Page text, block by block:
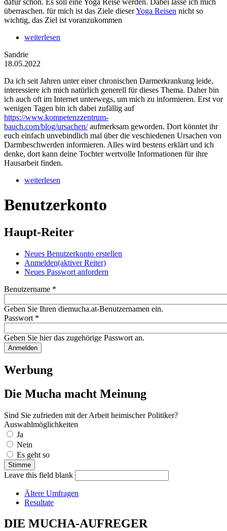
dafür schon. Es soll eine Yoga Reise werden. Dabei lasse ich mich
überraschen. für mich ist das Ziele dieserYoga Reisen nicht so
wichtig, das Ziel ist voranzukommen
weiterlesen
Sandrie
18.05.2022
Da ich seit Jahren unter einer chronischen Darmerkrankung leide,
interessiere ich mich natürlich generell für dieses Thema. Daher bin
ich auch oft im Internet unterwegs, um mich zu informieren. Erst vor
wenigen Tagen bin ich dabei zufällig auf
https://www.kompetenzzentrum-
bauch.com/blog/ursachen/aufmerksam geworden. Dort könntet ihr
euch einfach unvebindlich mal über die veschiedenen Ursachen von
Darmbeschwerden informieren. Alles wird bestens erklärt und ich
denke, dort kann deine Tochter wertvolle Informationen für ihre
Hausarbeit finden.
weiterlesen
Benutzerkonto
Haupt-Reiter
Neues Benutzerkonto erstellen
Anmelden(aktiver Reiter)
Neues Passwort anfordern
Benutzername *
Geben Sie Ihren diemucha.at-Benutzernamen ein.
Passwort *
Geben Sie hier das zugehörige Passwort an.
Werbung
Die Mucha macht Meinung
Sind Sie zufrieden mit der Arbeit heimischer Politiker?
Auswahlmöglichkeiten
Ja
Nein
Es geht so
Leave this field blank
Ältere Umfragen
Resultate
DIE MUCHA-AUFREGER